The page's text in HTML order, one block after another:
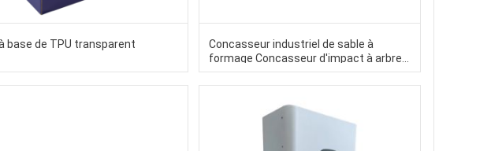
à base de TPU transparent
Concasseur industriel de sable à
formage Concasseur d'impact à arbre
vertical avec double mode de travail